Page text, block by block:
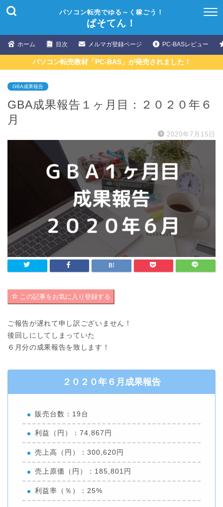
パソコン転売でゆる～く稼ごう！
ぱそてん！
ホーム 目次 メルマガ登録ページ PC-BASレビュー
パソコン転売教材「PC-BAS」が発売されました！
GBA成果報告
GBA成果報告１ヶ月目：２０２０年６
月
2020年7月15日
この記事をお気に入り登録する
ご報告が遅れて申し訳ございません！
後回しにしてしまっていた
６月分の成果報告を致します！
２０２０年６月成果報告
販売台数：19台
利益（円）：74,867円
売上高（円）：300,620円
売上原価（円）：185,801円
利益率（％）：25%